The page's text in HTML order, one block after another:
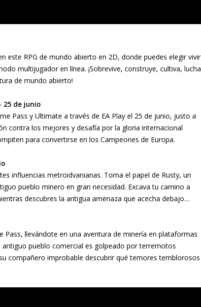
este RPG de mundo abierto en 2D, donde puedes elegir vivir
multijugador en línea. ¡Sobrevive, construye, cultiva, lucha
de mundo abierto!
25 de junio
Pass y Ultimate a través de EA Play el 25 de junio, justo a
contra los mejores y desafía por la gloria internacional
para convertirse en los Campeones de Europa.
influencias metroidvanianas. Toma el papel de Rusty, un
pueblo minero en gran necesidad. Excava tu camino a
descubres la antigua amenaza que acecha debajo…
Pass, llevándote en una aventura de minería en plataformas
pueblo comercial es golpeado por terremotos
compañero improbable descubrir qué temores temblorosos